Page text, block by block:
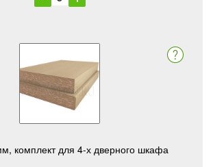
комплект для 4-х дверного шкафа